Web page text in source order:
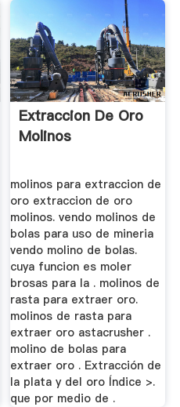
Extraccion De Oro
Molinos
molinos para extraccion de
oro extraccion de oro
molinos. vendo molinos de
bolas para uso de mineria
vendo molino de bolas.
cuya funcion es moler
brosas para la . molinos de
rasta para extraer oro.
molinos de rasta para
extraer oro astacrusher .
molino de bolas para
extraer oro . Extracción de
la plata y del oro Índice >.
que por medio de .